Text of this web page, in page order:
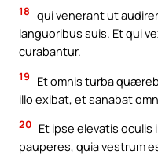
18 qui venerant ut
languoribus suis. Et qui
curabantur.
19
Et omnis turba
illo exibat, et sanabat
20 Et ipse elevatis oculis
pauperes, quia vestrum